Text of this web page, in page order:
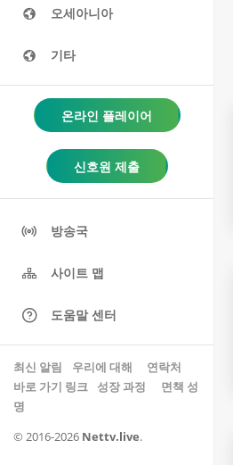
오세아니아
기타
온라인 플레이어
신호원 제출
방송국
사이트 맵
도움말 센터
최신 알림 우리에 대해
바로 가기 링크
성장 과정
면책 성
명
© 2016-2026 Nettv.live.